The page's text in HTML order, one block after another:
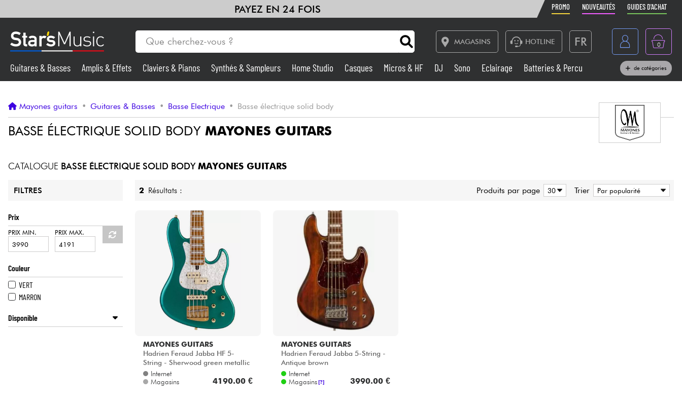
PAYEZ EN 24 FOIS PROMO NOUVEAUTÉS GUIDES D'ACHAT
MAGASINS HOTLINE FR
Belgique
België
0
Synthés & Sampleurs Home Studio Casques
HiFi
Voir nos marques
Guitares & Basses Amplis & Effets Claviers & Pianos Synthés & Sampleurs Home Studio Casques Micros & HF DJ Sono Eclairage
Batteries & Percu
de catégories
Mayones guitars • Guitares & Basses • Basse Electrique • Basse électrique solid body
BASSE ÉLECTRIQUE SOLID BODY MAYONES GUITARS
CATALOGUE BASSE ÉLECTRIQUE SOLID BODYMAYONES GUITARS
FILTRES
Prix
PRIX MIN. PRIX MAX.
Couleur
VERT
MARRON
Disponible
2 Résultats : Produits par page Trier
MAYONES GUITARS
Hadrien Feraud Jabba HF 5-
String - Sherwood green metallic
Internet
Magasins
4190.00 €
MAYONES GUITARS
Hadrien Feraud Jabba 5-String -
Antique brown
Internet
Magasins [?] 3990.00 €